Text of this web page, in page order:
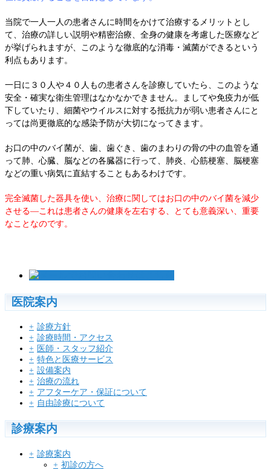
当院で一人一人の患者さんに時間をかけて治療するメリットとし
て、治療の詳しい説明や精密治療、全身の健康を考慮した医療など
が挙げられますが、このような徹底的な消毒・滅菌ができるという
利点もあります。
一日に３０人や４０人もの患者さんを診療していたら、このような
安全・確実な衛生管理はなかなかできません。ましてや免疫力が低
下していたり、細菌やウイルスに対する抵抗力が弱い患者さんにと
っては尚更徹底的な感染予防が大切になってきます。
お口の中のバイ菌が、歯、歯ぐき、歯のまわりの骨の中の血管を通
って肺、心臓、脳などの各臓器に行って、肺炎、心筋梗塞、脳梗塞
などの重い病気に直結することもあるわけです。
完全滅菌した器具を使い、治療に関してはお口の中のバイ菌を減少
させる―これは患者さんの健康を左右する、とても意義深い、重要
なことなのです。
医院案内
診療方針
診療時間・アクセス
医師・スタッフ紹介
特色と医療サービス
設備案内
治療の流れ
アフターケア・保証について
自由診療について
診療案内
診療案内
初診の方へ